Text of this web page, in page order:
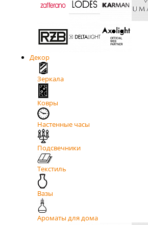
Декор
Зеркала
Ковры
Настенные часы
Подсвечники
Текстиль
Вазы
Ароматы для дома